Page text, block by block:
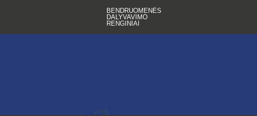
BENDRUOMENĖS
DALYVAVIMO
RENGINIAI